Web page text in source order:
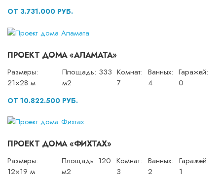
ОТ 3.731.000 РУБ.
ПРОЕКТ ДОМА «АЛАМАТА»
Размеры:
21×28 м
Площадь: 333
м2
Комнат:
7
Ванных:
4
Гаражей:
0
ОТ 10.822.500 РУБ.
ПРОЕКТ ДОМА «ФИХТАХ»
Размеры:
12×19 м
Площадь: 120
м2
Комнат:
3
Ванных:
2
Гаражей:
1